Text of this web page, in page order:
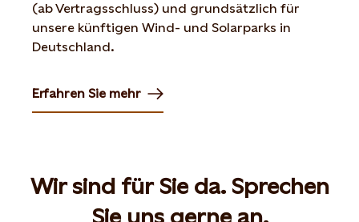
(ab Vertragsschluss) und grundsätzlich für
unsere künftigen Wind- und Solarparks in
Deutschland.
Erfahren Sie mehr
Opens in new tab or window
Wir sind für Sie da. Sprechen
Sie uns gerne an.